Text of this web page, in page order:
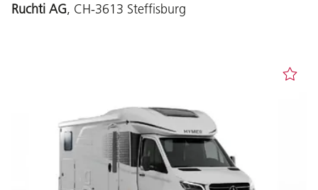
Ruchti AG, CH-3613 Steffisburg